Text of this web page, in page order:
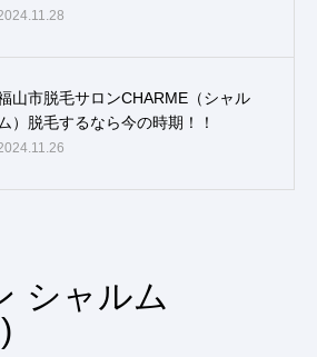
山市脱毛サロンCHARME（シャル
ム）脱毛するなら今の時期！！
シャルム